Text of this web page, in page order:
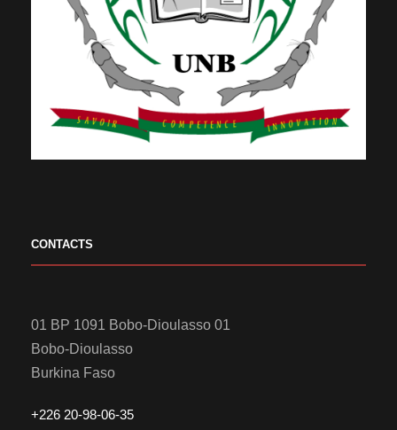
CONTACTS
01 BP 1091 Bobo-Dioulasso 01
Bobo-Dioulasso
Burkina Faso
+226 20-98-06-35